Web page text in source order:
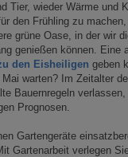
Tier, wieder Wärme und
den Frühling zu
grüne Oase, in der wir
genießen können. Eine
den Eisheiligen geben
Mai warten? Im Zeitalter
Bauernregeln
Prognosen.
Gartengeräte
Gartenarbeit verlegen